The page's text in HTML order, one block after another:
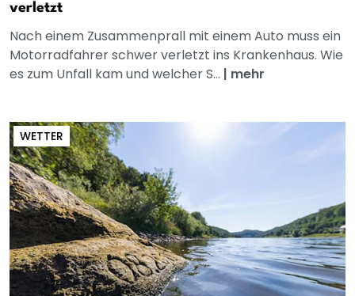
verletzt
Nach einem Zusammenprall mit einem Auto muss ein
Motorradfahrer schwer verletzt ins Krankenhaus. Wie
es zum Unfall kam und welcher S... | mehr
WETTER